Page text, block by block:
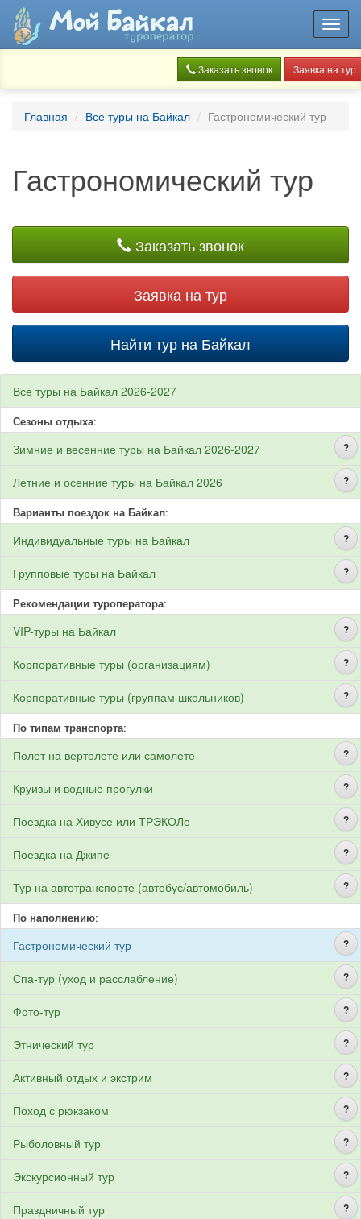
Заказать звонок Заявка на тур
Главная Все туры на Байкал Гастрономический тур
Гастрономический тур
Заказать звонок
Заявка на тур
Найти тур на Байкал
Все туры на Байкал 2026-2027
Сезоны отдыха:
?
Зимние и весенние туры на Байкал 2026-2027
?
Летние и осенние туры на Байкал 2026
Варианты поездок на Байкал:
?
Индивидуальные туры на Байкал
?
Групповые туры на Байкал
Рекомендации туроператора:
?
VIP-туры на Байкал
?
Корпоративные туры (организациям)
?
Корпоративные туры (группам школьников)
По типам транспорта:
?
Полет на вертолете или самолете
?
Круизы и водные прогулки
?
Поездка на Хивусе или ТРЭКОЛе
?
Поездка на Джипе
?
Тур на автотранспорте (автобус/автомобиль)
По наполнению:
?
Гастрономический тур
?
Спа-тур (уход и расслабление)
?
Фото-тур
?
Этнический тур
?
Активный отдых и экстрим
?
Поход с рюкзаком
?
Рыболовный тур
?
Экскурсионный тур
?
Праздничный тур